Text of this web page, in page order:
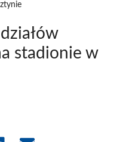
stadionie w